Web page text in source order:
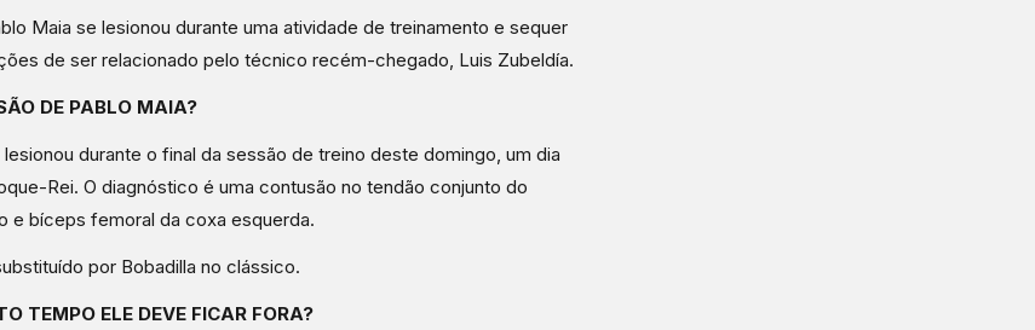
Maia se lesionou durante uma atividade de treinamento e sequer
de ser relacionado pelo técnico recém-chegado, Luis Zubeldía.
DE PABLO MAIA?
durante o final da sessão de treino deste domingo, um dia
Rei. O diagnóstico é uma contusão no tendão conjunto do
e bíceps femoral da coxa esquerda.
por Bobadilla no clássico.
TEMPO ELE DEVE FICAR FORA?